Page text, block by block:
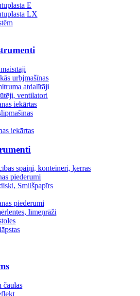
E
LX
urbjmašīnas
atdalītāji
ventilatori
iekārtas
iekārtas
spaiņi, konteineri, ķerras
piederumi
Smilšpapīrs
piederumi
līmeņrāži
čaulas